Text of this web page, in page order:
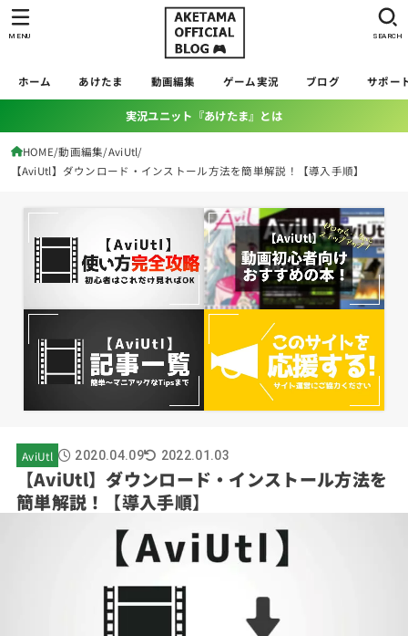
ホーム あけたま 動画編集 ゲーム実況 ブログ サポー
SEARCH
MENU
実況ユニット『あけたま』とは
HOME 動画編集 AviUtl
【AviUtl】ダウンロード・インストール方法を簡単解説！【導入手順】
AviUtl 2020.04.09 2022.01.03
【AviUtl】ダウンロード・インストール方法を
簡単解説！【導入手順】